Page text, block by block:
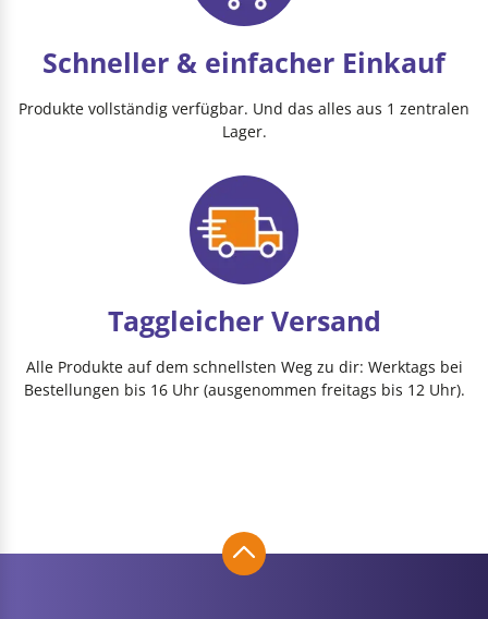
Schneller & einfacher Einkauf
Produkte vollständig verfügbar. Und das alles aus 1 zentralen
Lager.
Taggleicher Versand
Alle Produkte auf dem schnellsten Weg zu dir: Werktags bei
Bestellungen bis 16 Uhr (ausgenommen freitags bis 12 Uhr).